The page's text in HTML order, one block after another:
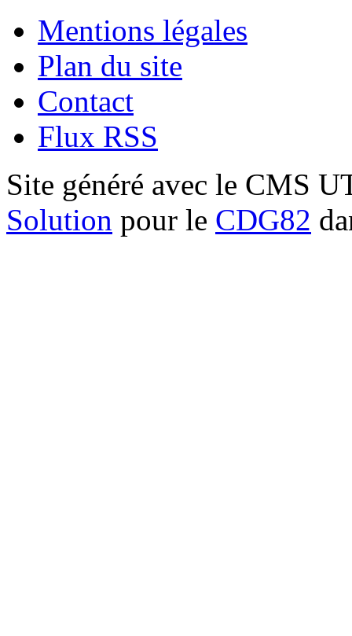
Mentions légales
Plan du site
Contact
Flux RSS
Site généré avec le CMS
Solution pour le CDG82